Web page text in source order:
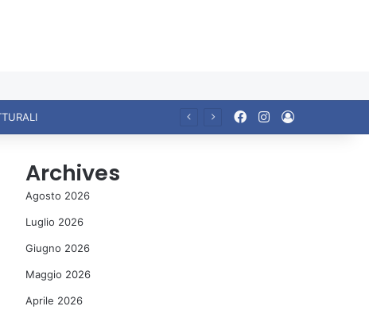
FacebookInstagram
Archives
Agosto 2026
Luglio 2026
Giugno 2026
Maggio 2026
Aprile 2026